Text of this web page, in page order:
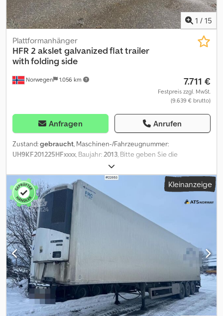
1 / 15
Norwegen 1.056 km
Plattformanhänger
HFR 2 akslet galvanized flat trailer
with folding side
7.711 €
Festpreis zzgl. MwSt.
(9.639 € brutto)
Anfragen Anrufen
Zustand:gebraucht, Maschinen-/Fahrzeugnummer:
UH9KF201225HFxxxx , Baujahr: 2013 , Bitte geben Sie die
Referenznummer auf Anfrage: 23418 Spezifikationen: Modell 2013
Nicht EU-zugelassen Letzte EU-Zulassung bis: 19.10.25
Reparaturobjekt Bremsen müssen gewechselt werden, um die
EU-Zulassung zu erhalten 2 Achsen Klappbare Bordwände Reifen
(siehe Bilder) Galvanisierter Anhänger Rückfahrlichter
Lieferbereit Beschreibung: Wir haben einen galvanisierten
Planenanhänger HFR mit 2 Achsen und klappbaren Bordwänden
aus dem Jahr 2013 zum Verkauf. Der Anhänger wird als
Reparaturobjekt verkauft, da er nicht EU-zugelassen ist. Die
Bremsen müssen gewechselt werden, um die EU-Zulassung zu
erhalten. Es sollten zusätzliche Kosten einkalkuliert werden.
Lieferbereit. Km: 1 Dcodpszqlx Dsfx Akwsk Tuf: Nein EU-
goedgekeurd naar: 19.10.2025 Eigengewicht: 5100 Totale gewicht:
18000 Payload: 12900 Breite: 255 Lengte: 989 Model: 2 akslet
galvanisert planhenger m/ nedfellbare sidelemmer = Weitere
Kleinanzeige